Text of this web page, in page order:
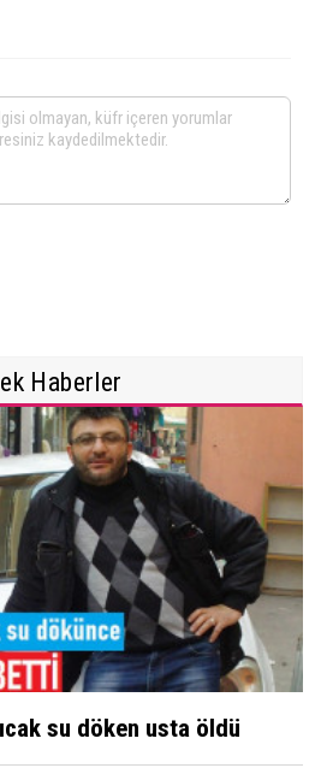
Haberler
su döken usta öldü